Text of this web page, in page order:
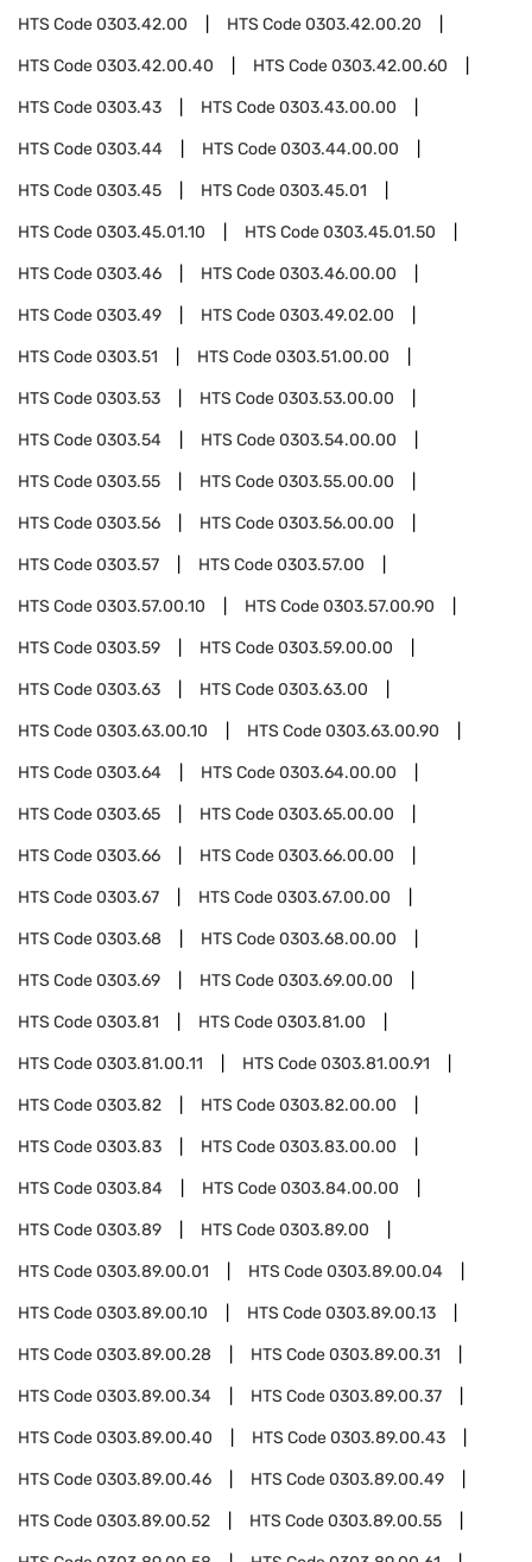
HTS Code0303.42.00 HTS Code0303.42.00.20
HTS Code0303.42.00.40 HTS Code0303.42.00.60
HTS Code0303.43 HTS Code0303.43.00.00
HTS Code0303.44 HTS Code0303.44.00.00
HTS Code0303.45 HTS Code0303.45.01
HTS Code0303.45.01.10 HTS Code0303.45.01.50
HTS Code0303.46 HTS Code0303.46.00.00
HTS Code0303.49 HTS Code0303.49.02.00
HTS Code0303.51 HTS Code0303.51.00.00
HTS Code0303.53 HTS Code0303.53.00.00
HTS Code0303.54 HTS Code0303.54.00.00
HTS Code0303.55 HTS Code0303.55.00.00
HTS Code0303.56 HTS Code0303.56.00.00
HTS Code0303.57 HTS Code0303.57.00
HTS Code0303.57.00.10 HTS Code0303.57.00.90
HTS Code0303.59 HTS Code0303.59.00.00
HTS Code0303.63 HTS Code0303.63.00
HTS Code0303.63.00.10 HTS Code0303.63.00.90
HTS Code0303.64 HTS Code0303.64.00.00
HTS Code0303.65 HTS Code0303.65.00.00
HTS Code0303.66 HTS Code0303.66.00.00
HTS Code0303.67 HTS Code0303.67.00.00
HTS Code0303.68 HTS Code0303.68.00.00
HTS Code0303.69 HTS Code0303.69.00.00
HTS Code0303.81 HTS Code0303.81.00
HTS Code0303.81.00.11 HTS Code0303.81.00.91
HTS Code0303.82 HTS Code0303.82.00.00
HTS Code0303.83 HTS Code0303.83.00.00
HTS Code0303.84 HTS Code0303.84.00.00
HTS Code0303.89 HTS Code0303.89.00
HTS Code0303.89.00.01 HTS Code0303.89.00.04
HTS Code0303.89.00.10 HTS Code0303.89.00.13
HTS Code0303.89.00.28 HTS Code0303.89.00.31
HTS Code0303.89.00.34 HTS Code0303.89.00.37
HTS Code0303.89.00.40 HTS Code0303.89.00.43
HTS Code0303.89.00.46 HTS Code0303.89.00.49
HTS Code0303.89.00.52 HTS Code0303.89.00.55